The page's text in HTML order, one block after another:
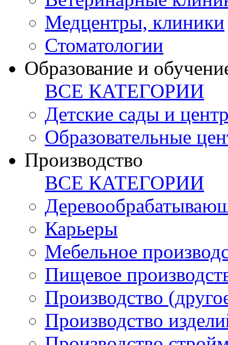
Медцентры, клиники
Стоматологии
Образование и
ВСЕ КАТЕГОРИИ
Детские сады и
Образовательные
Производство
ВСЕ КАТЕГОРИИ
Карьеры
Мебельное
Пищевое
Производство
Производство